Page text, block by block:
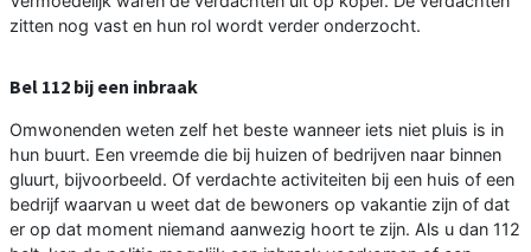
zitten nog vast en hun rol wordt verder onderzocht.
Bel 112 bij een inbraak
Omwonenden weten zelf het beste wanneer iets niet pluis is in
hun buurt. Een vreemde die bij huizen of bedrijven naar binnen
gluurt, bijvoorbeeld. Of verdachte activiteiten bij een huis of een
bedrijf waarvan u weet dat de bewoners op vakantie zijn of dat
er op dat moment niemand aanwezig hoort te zijn. Als u dan 112